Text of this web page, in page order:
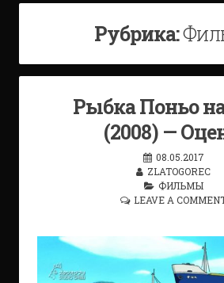
Рубрика:
Рыбка Поньо
(2008) —
08.05.2017
ZLATOGOREC
ФИЛЬМЫ
LEAVE A